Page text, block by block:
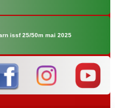
issf 25/50m mai 2025